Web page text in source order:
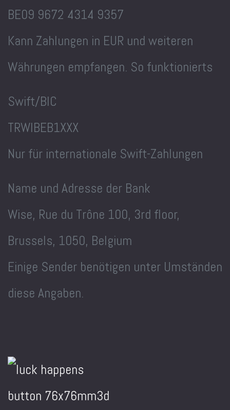
BE09 9672 4314 9357
Kann Zahlungen in EUR und weiteren
Währungen empfangen. So funktionierts
Swift/BIC
TRWIBEB1XXX
Nur für internationale Swift-Zahlungen
Name und Adresse der Bank
Wise, Rue du Trône 100, 3rd floor,
Brussels, 1050, Belgium
Einige Sender benötigen unter Umständen
diese Angaben.